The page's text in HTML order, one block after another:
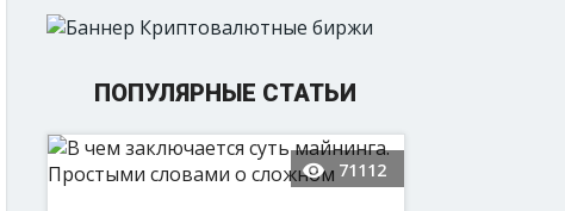
ПОПУЛЯРНЫЕ СТАТЬИ
71112